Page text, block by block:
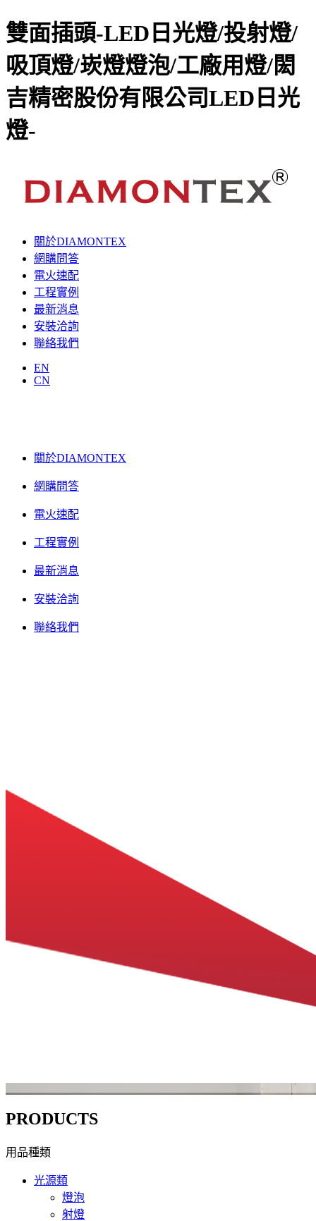
雙面插頭-LED日光燈/投射燈/
吸頂燈/崁燈燈泡/工廠用燈/閎
吉精密股份有限公司LED日光
燈-
關於DIAMONTEX
網購問答
電火速配
工程實例
最新消息
安裝洽詢
聯絡我們
EN
CN
關於DIAMONTEX
網購問答
電火速配
工程實例
最新消息
安裝洽詢
聯絡我們
PRODUCTS
用品種類
光源類
燈泡
射燈